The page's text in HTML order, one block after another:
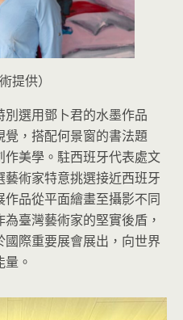
提供）
別選用鄧卜君的水墨作品
覺，搭配何景窗的書法題
美學。駐西班牙代表處文
術家特意挑選接近西班牙
品從平面繪畫至攝影不同
臺灣藝術家的堅實後盾，
際重要展會展出，向世界
。